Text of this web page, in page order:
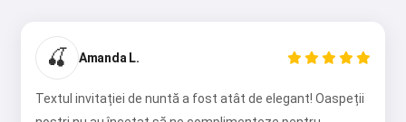
🍒 Amanda L.
Textul invitației de nuntă a fost atât de elegant! Oaspeții